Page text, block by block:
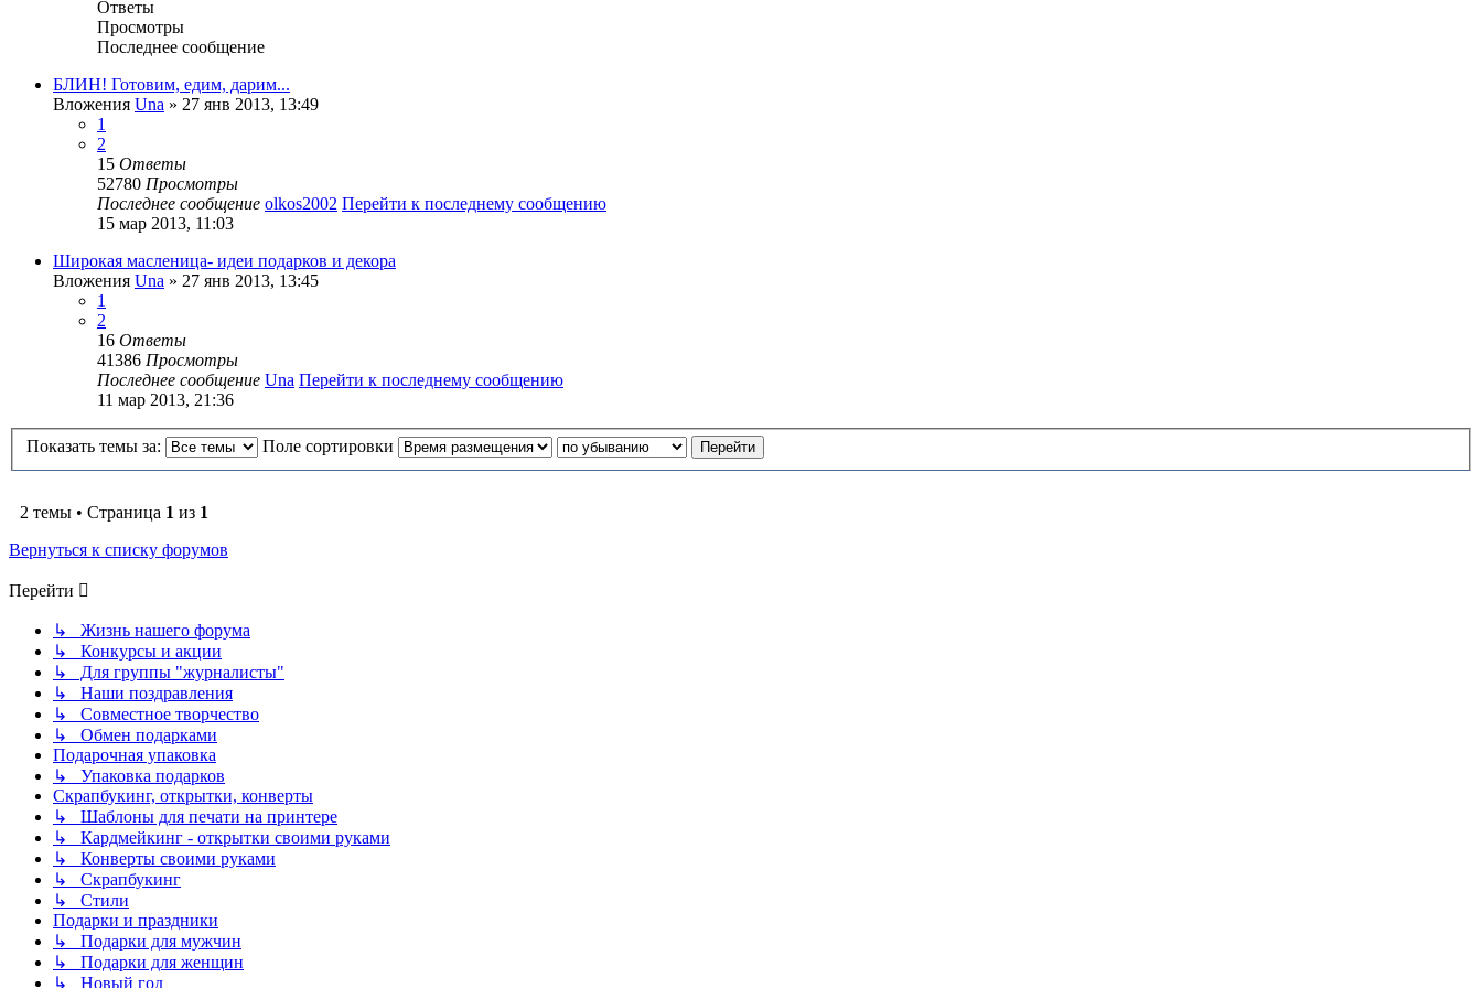
Ответы
Просмотры
Последнее сообщение
БЛИН! Готовим, едим, дарим...
Вложения Una » 27 янв 2013, 13:49
1
2
15 Ответы
52780 Просмотры
Последнее сообщение olkos2002 Перейти к последнему сообщению
15 мар 2013, 11:03
Широкая масленица- идеи подарков и декора
Вложения Una » 27 янв 2013, 13:45
1
2
16 Ответы
41386 Просмотры
Последнее сообщение Una Перейти к последнему сообщению
11 мар 2013, 21:36
Показать темы за: Поле сортировки
2 темы • Страница 1 из 1
Вернуться к списку форумов
Перейти
↳ Жизнь нашего форума
↳ Конкурсы и акции
↳ Для группы "журналисты"
↳ Наши поздравления
↳ Совместное творчество
↳ Обмен подарками
Подарочная упаковка
↳ Упаковка подарков
Скрапбукинг, открытки, конверты
↳ Шаблоны для печати на принтере
↳ Кардмейкинг - открытки своими руками
↳ Конверты своими руками
↳ Скрапбукинг
↳ Стили
Подарки и праздники
↳ Подарки для мужчин
↳ Подарки для женщин
↳ Новый год